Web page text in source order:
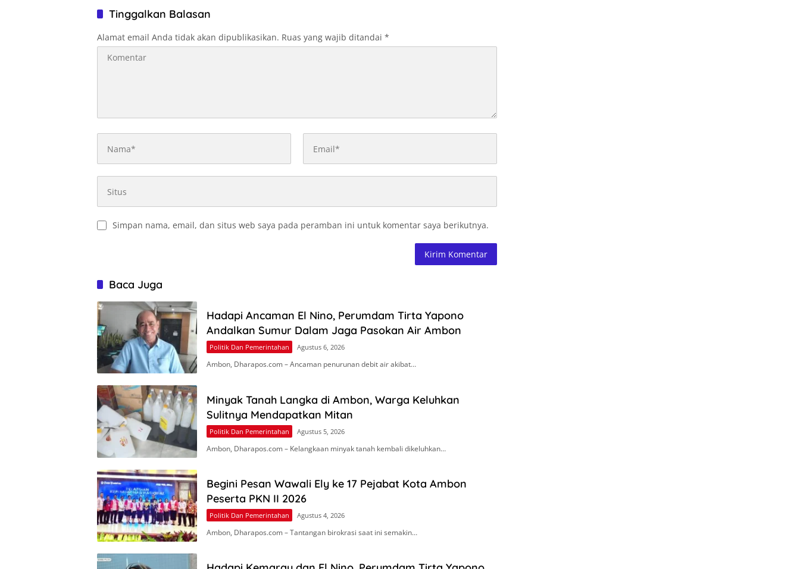
Tinggalkan Balasan
Alamat email Anda tidak akan dipublikasikan. Ruas yang wajib ditandai *
Simpan nama, email, dan situs web saya pada peramban ini untuk komentar saya berikutnya.
Baca Juga
Hadapi Ancaman El Nino, Perumdam Tirta Yapono
Andalkan Sumur Dalam Jaga Pasokan Air Ambon
Politik Dan Pemerintahan Agustus 6, 2026
Ambon, Dharapos.com – Ancaman penurunan debit air akibat…
Minyak Tanah Langka di Ambon, Warga Keluhkan
Sulitnya Mendapatkan Mitan
Politik Dan Pemerintahan Agustus 5, 2026
Ambon, Dharapos.com – Kelangkaan minyak tanah kembali dikeluhkan…
Begini Pesan Wawali Ely ke 17 Pejabat Kota Ambon
Peserta PKN II 2026
Politik Dan Pemerintahan Agustus 4, 2026
Ambon, Dharapos.com – Tantangan birokrasi saat ini semakin…